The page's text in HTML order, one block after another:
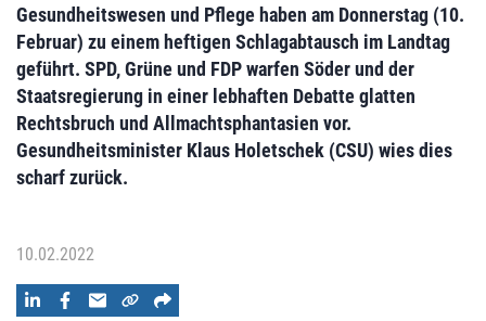
Gesundheitswesen und Pflege haben am Donnerstag (10.
Februar) zu einem heftigen Schlagabtausch im Landtag
geführt. SPD, Grüne und FDP warfen Söder und der
Staatsregierung in einer lebhaften Debatte glatten
Rechtsbruch und Allmachtsphantasien vor.
Gesundheitsminister Klaus Holetschek (CSU) wies dies
scharf zurück.
10.02.2022